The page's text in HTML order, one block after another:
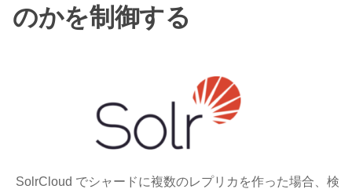
のかを制御する
SolrCloud でシャードに複数のレプリカを作った場合、検